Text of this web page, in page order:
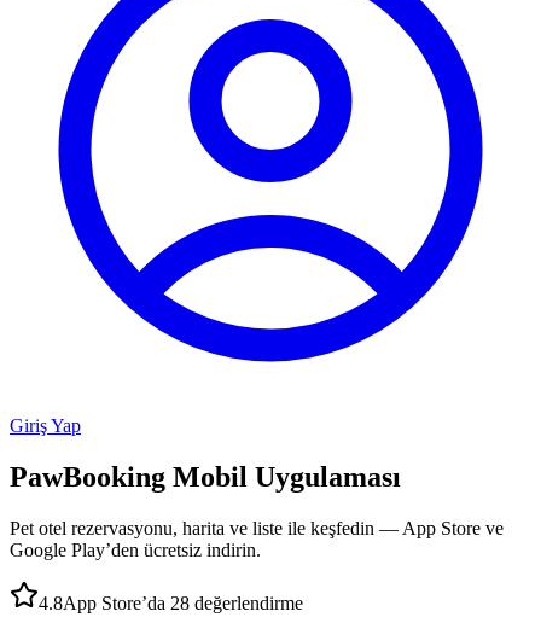
Giriş Yap
PawBooking Mobil Uygulaması
Pet otel rezervasyonu, harita ve liste ile keşfedin — App Store ve
Google Play’den ücretsiz indirin.
4.8App Store’da 28 değerlendirme